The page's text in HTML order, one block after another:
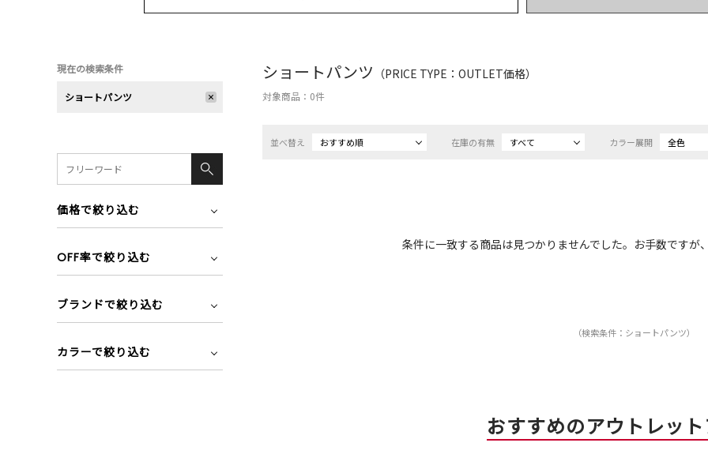
ショートパンツ （PRICE TYPE：OUTLET価格）
対象商品： 0件
並べ替え おすすめ順 在庫の有無 すべて カラー展開 全色
条件に一致する商品は見つかりませんでした。お手数ですが
（検索条件：ショートパンツ）
おすすめのアウトレッ
現在の検索条件
ショートパンツ
価格で絞り込む
OFF率で絞り込む
ブランドで絞り込む
カラーで絞り込む